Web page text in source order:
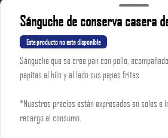
Un dulce final
Sánguche de conserva casera
Este producto no esta disponible
Sánguche que se cree pan con pollo,
papitas al hilo y al lado sus papas fritas
*Nuestros precios están expresados en soles e
recargo al consumo.